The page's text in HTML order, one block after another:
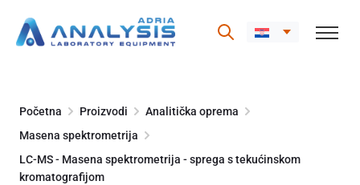
content
Početna Proizvodi
Analitička oprema
Masena spektrometrija
LC-MS - Masena spektrometrija - sprega s tekućinskom
kromatografijom